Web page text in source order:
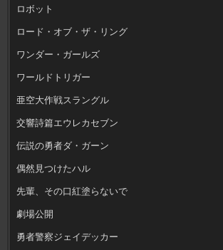
ロボット
ロード・オブ・ザ・リング
ワンダー・ガールズ
ワールドトリガー
亜空大作戦スラングル
交響詩篇エウレカセブン
伝説の勇者ダ・ガーン
偶然見つけたハル
先輩、その口紅塗らないで
劇場公開
勇者警察ジェイデッカー